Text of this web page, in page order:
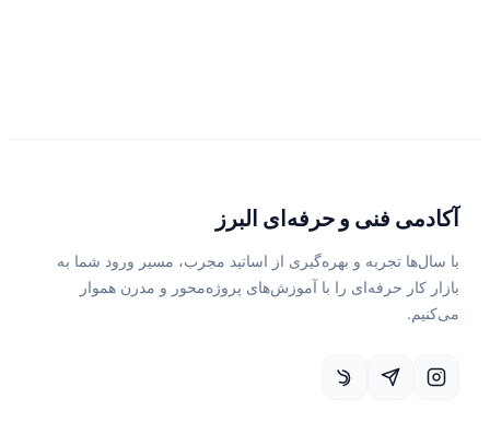
آکادمی فنی و حرفه‌ای البرز
با سال‌ها تجربه و بهره‌گیری از اساتید مجرب، مسیر ورود شما به
بازار کار حرفه‌ای را با آموزش‌های پروژه‌محور و مدرن هموار
می‌کنیم.